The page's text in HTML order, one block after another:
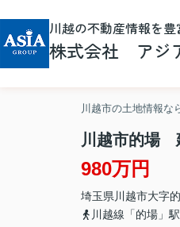
川越の不動産情報を
株式会社 アジ
川越市の土地情報な
川越市的場
980万円
埼玉県 川越市大字
川越線「的場」